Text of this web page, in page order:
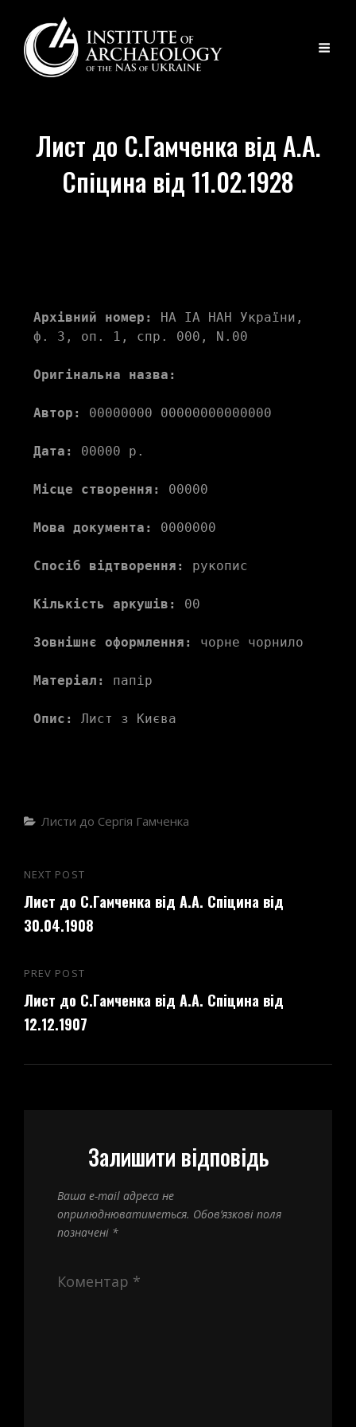
Лист до С.Гамченка від А.А.
Спіцина від 11.02.1928
Архівний номер:
НА ІА НАН України,
ф. 3, оп. 1, спр. 000, N.00
Оригінальна назва:
Автор: 00000000 00000000000000
Дата: 00000 р.
Місце створення: 00000
Мова документа: 0000000
Спосіб відтворення: рукопис
Кількість аркушів: 00
Зовнішнє оформлення: чорне чорнило
Матеріал: папір
Опис: Лист з Києва
Categories
Листи до Сергія Гамченка
Навігація
записів
Previous
Post
PREV POST
Лист до С.Гамченка від А.А. Спіцина від
12.12.1907
Next
Post
NEXT POST
Лист до С.Гамченка від А.А. Спіцина від
30.04.1908
Залишити відповідь
Ваша e-mail адреса не
оприлюднюватиметься. Обов’язкові поля
позначені *
Коментар *